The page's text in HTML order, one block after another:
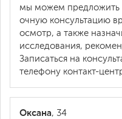
мы можем предложить
очную консультацию
осмотр, а также
исследования,
Записаться на
телефону контакт-
Оксана, 34